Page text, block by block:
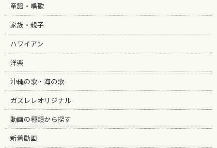
童謡・唱歌
家族・親子
ハワイアン
洋楽
沖縄の歌・海の歌
ガズレレオリジナル
動画の種類から探す
新着動画